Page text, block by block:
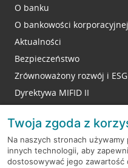
O banku
O bankowości korporacyjnej
Aktualności
Bezpieczeństwo
Zrównoważony rozwój i ESG
Dyrektywa MIFID II
RODO
Twoja zgoda z
Na naszych stronach
innych technologii, aby
dostosowywać jego zawartość